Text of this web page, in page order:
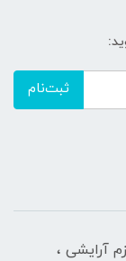
ثبت‌نام
آرایشی ،